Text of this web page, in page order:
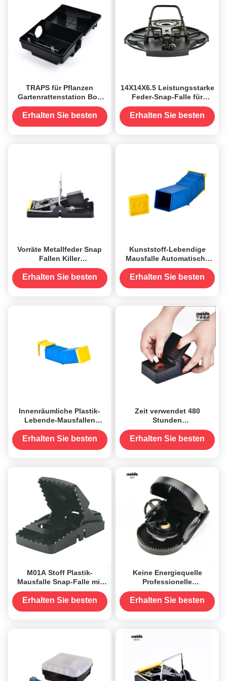
TRAPS für Pflanzen
Gartenrattenstation Box
Profi-Anti-Gegner-
Schädlingsbekämpfung
Erhalten Sie besten
14X14X6.5 Leistungsstarke
Feder-Snap-Falle für
Schädlingsbekämpfung
Hochempfindliche
Erhalten Sie besten
Vorräte Metallfeder Snap
Fallen Killer
Schädlingsbekämpfungsgeräte
für Mäuse und Ratten 40g
Erhalten Sie besten
Kunststoff-Lebendige
Mausfalle Automatische
Maustunnelfalle
Nagetierrattenkäfig
Erhalten Sie besten
Innenräumliche Plastik-
Lebende-Mausfallen
Automatische
Maustunnelfalle
Erhalten Sie besten
Zeit verwendet 480
Stunden
Wiederverwendbarer
Schädlingsbekämpfungs-
Mausfalle mit Köderplatte
Erhalten Sie besten
M01A Stoff Plastik-
Mausfalle Snap-Falle mit
einer einzigen Flasche
123g
Erhalten Sie besten
Keine Energiequelle
Professionelle
Nagetierkontrolle
Mausfalle mit Köderplatte
Erhalten Sie besten